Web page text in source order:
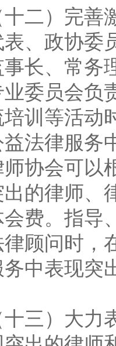
十二）完
表、政协委
事长、常务
业委员会负
培训等活动
益法律服务
师协会可以
出的律师、
会费。指导
律顾问时，
务中表现突
十三）大